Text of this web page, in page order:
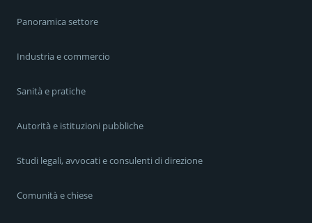
Panoramica settore
Industria e commercio
Sanità e pratiche
Autorità e istituzioni pubbliche
Studi legali, avvocati e consulenti di direzione
Comunità e chiese